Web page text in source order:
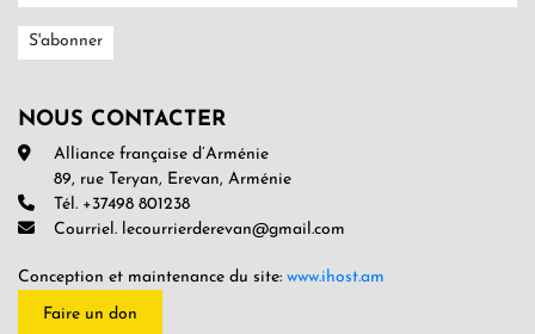
NOUS CONTACTER
Alliance française d’Arménie
89, rue Teryan, Erevan, Arménie
Tél. +37498 801238
Courriel. lecourrierderevan@gmail.com
Conception et maintenance du site: www.ihost.am
Faire un don